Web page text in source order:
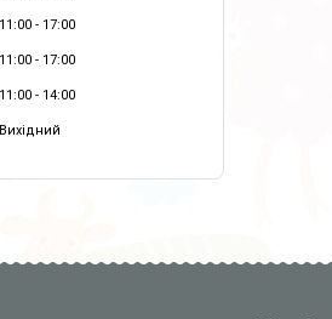
11:00 17:00
11:00 17:00
11:00 14:00
Вихідний